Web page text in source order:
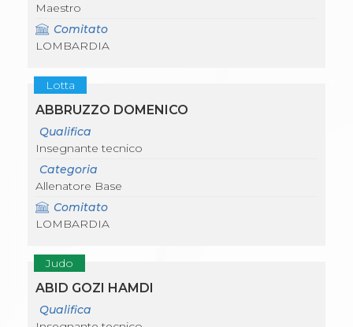
Maestro
Comitato
LOMBARDIA
Lotta
ABBRUZZO DOMENICO
Qualifica
Insegnante tecnico
Categoria
Allenatore Base
Comitato
LOMBARDIA
Judo
ABID GOZI HAMDI
Qualifica